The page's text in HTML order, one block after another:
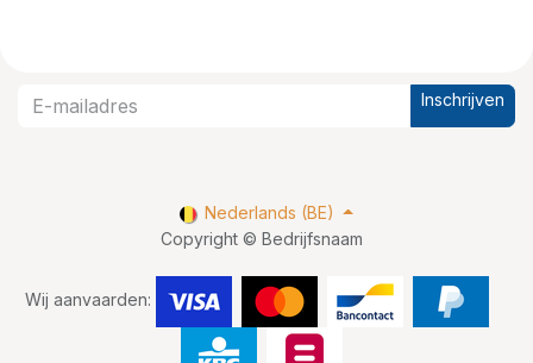
Inschrijven
Copyright © Bedrijfsnaam
Wij aanvaarden:
Nederlands (BE)